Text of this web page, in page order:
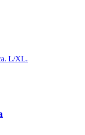
L/XL.